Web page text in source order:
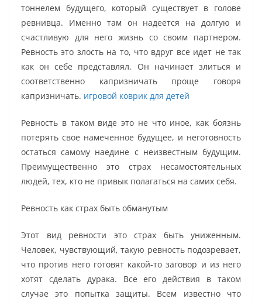
тоннелем будущего, который существует в голове
ревнивца. Именно там он надеется на долгую и
счастливую для него жизнь со своим партнером.
Ревность это злость на то, что вдруг все идет не так
как он себе представлял. Он начинает злиться и
соответственно капризничать проще говоря
капризничать. игровой коврик для детей
Ревность в таком виде это не что иное, как боязнь
потерять свое намеченное будущее, и неготовность
остаться самому наедине с неизвестным будущим.
Преимущественно это страх несамостоятельных
людей, тех, кто не привык полагаться на самих себя.
Ревность как страх быть обманутым
Этот вид ревности это страх быть униженным.
Человек, чувствующий, такую ревность подозревает,
что против него готовят какой-то заговор и из него
хотят сделать дурака. Все его действия в таком
случае это попытка защиты. Всем известно что